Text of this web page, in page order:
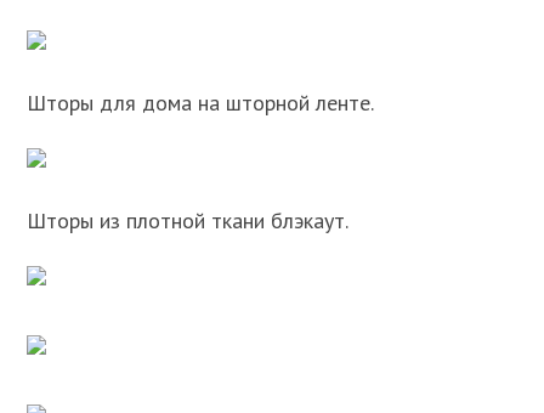
Шторы для дома на шторной ленте.
Шторы из плотной ткани блэкаут.